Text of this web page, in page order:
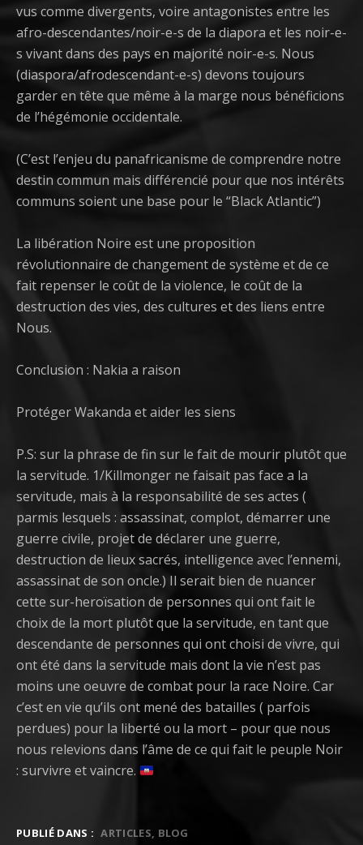
vus comme divergents, voire antagonistes entre les
afro-descendantes/noir-e-s de la diapora et les noir-e-
s vivant dans des pays en majorité noir-e-s. Nous
(diaspora/afrodescendant-e-s) devons toujours
garder en tête que même à la marge nous bénéficions
de l’hégémonie occidentale.
(C’est l’enjeu du panafricanisme de comprendre notre
destin commun mais différencié pour que nos intérêts
communs soient une base pour le “Black Atlantic”)
La libération Noire est une proposition
révolutionnaire de changement de système et de ce
fait repenser le coût de la violence, le coût de la
destruction des vies, des cultures et des liens entre
Nous.
Conclusion : Nakia a raison
Protéger Wakanda et aider les siens
P.S: sur la phrase de fin sur le fait de mourir plutôt que
la servitude. 1/Killmonger ne faisait pas face a la
servitude, mais à la responsabilité de ses actes (
parmis lesquels : assassinat, complot, démarrer une
guerre civile, projet de déclarer une guerre,
destruction de lieux sacrés, intelligence avec l’ennemi,
assassinat de son oncle.) Il serait bien de nuancer
cette sur-heroïsation de personnes qui ont fait le
choix de la mort plutôt que la servitude, en tant que
descendante de personnes qui ont choisi de vivre, qui
ont été dans la servitude mais dont la vie n’est pas
moins une oeuvre de combat pour la race Noire. Car
c’est en vie qu’ils ont mené des batailles ( parfois
perdues) pour la liberté ou la mort – pour que nous
nous relevions dans l’âme de ce qui fait le peuple Noir
: survivre et vaincre.
PUBLIÉ DANS : ARTICLES BLOG